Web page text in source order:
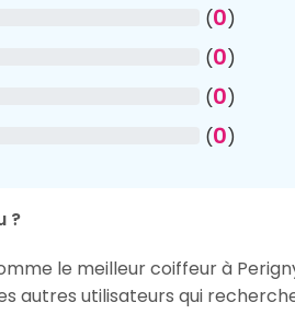
(0)
(0)
(0)
(0)
?
le meilleur coiffeur à
autres utilisateurs qui